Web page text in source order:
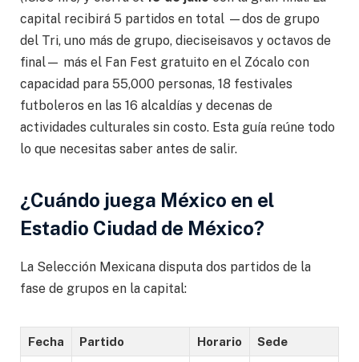
capital recibirá 5 partidos en total —dos de grupo
del Tri, uno más de grupo, dieciseisavos y octavos de
final— más el Fan Fest gratuito en el Zócalo con
capacidad para 55,000 personas, 18 festivales
futboleros en las 16 alcaldías y decenas de
actividades culturales sin costo. Esta guía reúne todo
lo que necesitas saber antes de salir.
¿Cuándo juega México en el
Estadio Ciudad de México?
La Selección Mexicana disputa dos partidos de la
fase de grupos en la capital:
Fecha Partido Horario Sede